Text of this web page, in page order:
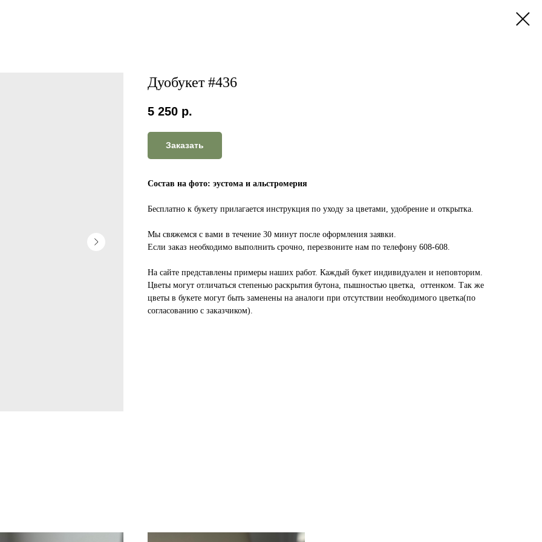
Дуобукет #436
5 250 р.
Заказать
Состав на фото: эустома и альстромерия
Бесплатно к букету прилагается инструкция по уходу за цветами, удобрение и открытка.
Мы свяжемся с вами в течение 30 минут после оформления заявки.
Если заказ необходимо выполнить срочно, перезвоните нам по телефону 608-608.
На сайте представлены примеры наших работ. Каждый букет индивидуален и неповторим.
Цветы могут отличаться степенью раскрытия бутона, пышностью цветка, оттенком. Так же
цветы в букете могут быть заменены на аналоги при отсутствии необходимого цветка(по
согласованию с заказчиком).